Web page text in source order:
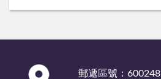
郵遞區號：600248